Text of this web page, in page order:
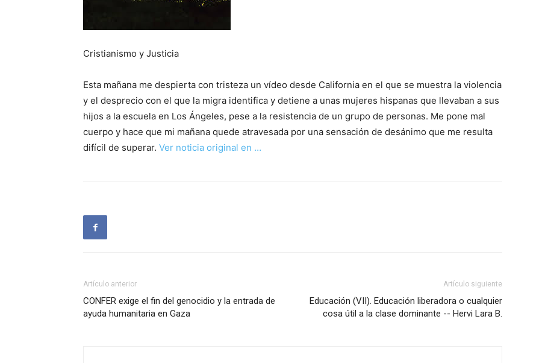
Cristianismo y Justicia
Esta mañana me despierta con tristeza un vídeo desde California en el que se muestra la violencia
y el desprecio con el que la migra identifica y detiene a unas mujeres hispanas que llevaban a sus
hijos a la escuela en Los Ángeles, pese a la resistencia de un grupo de personas. Me pone mal
cuerpo y hace que mi mañana quede atravesada por una sensación de desánimo que me resulta
difícil de superar. Ver noticia original en …
Artículo anterior
CONFER exige el fin del genocidio y la entrada de
ayuda humanitaria en Gaza
Artículo siguiente
Educación (VII). Educación liberadora o cualquier
cosa útil a la clase dominante -- Hervi Lara B.